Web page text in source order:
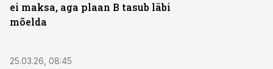
ei maksa, aga plaan B tasub läbi
mõelda
25.03.26, 08:45